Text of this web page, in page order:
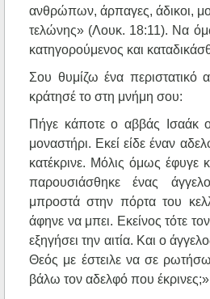
ανθρώπων, άρπαγες, άδικοι,
τελώνης» (Λουκ. 18:11). Να
κατηγορούμενος και
Σου θυμίζω ένα περιστατικό
κράτησέ το στη μνήμη σου:
Πήγε κάποτε ο αββάς Ισαάκ
μοναστήρι. Εκεί είδε έναν
κατέκρινε. Μόλις όμως έφυγε
παρουσιάσθηκε ένας
μπροστά στην πόρτα του
άφηνε να μπει. Εκείνος τότε
εξηγήσει την αιτία. Και ο
Θεός με έστειλε να σε
βάλω τον αδελφό που έκρινες;»